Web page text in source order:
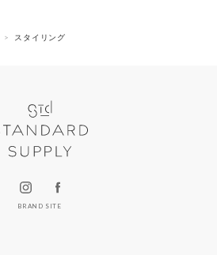
スタイリング
BRAND SITE